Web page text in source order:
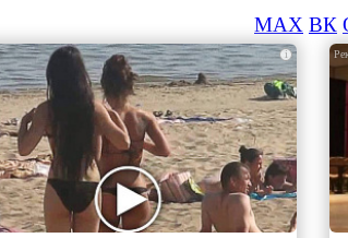
MAX ВК
i